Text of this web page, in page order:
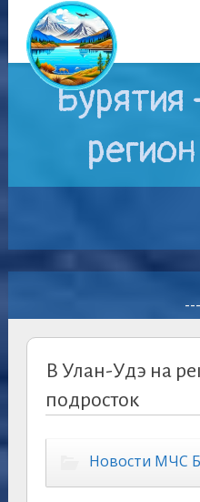
В Улан-Удэ на
подросток
Новости МЧС